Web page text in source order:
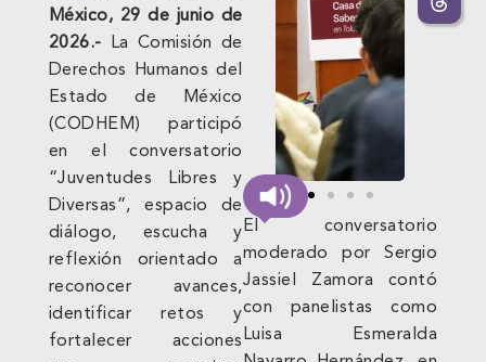
México, 29 de junio de
2026.- La Comisión de
Derechos Humanos del
Estado de México
(CODHEM) participó
en el conversatorio
“Juventudes Libres y
Diversas”, espacio de
diálogo, escucha y
reflexión orientado a
reconocer avances,
identificar retos y
fortalecer acciones
El conversatorio
moderado por Sergio
Jassiel Zamora contó
con panelistas como
Luisa Esmeralda